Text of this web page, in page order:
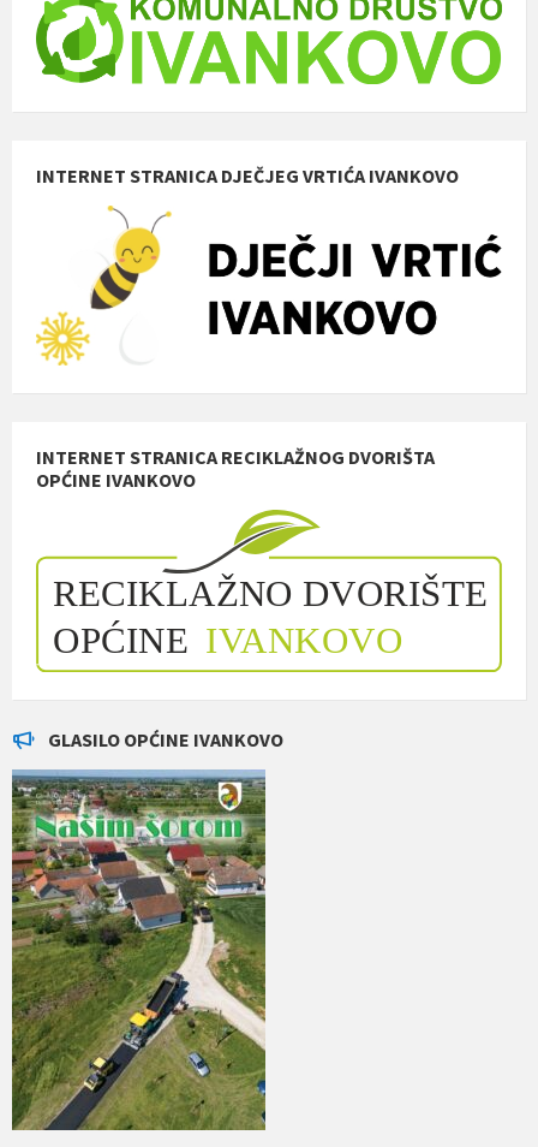
INTERNET STRANICA DJEČJEG VRTIĆA IVANKOVO
INTERNET STRANICA RECIKLAŽNOG DVORIŠTA
OPĆINE IVANKOVO
GLASILO OPĆINE IVANKOVO